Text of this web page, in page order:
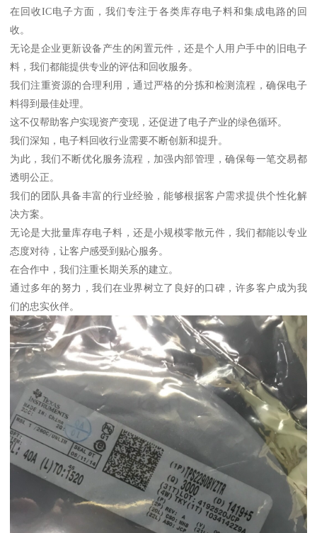
在回收IC电子方面，我们专注于各类库存电子料和集成电路的回
收。
无论是企业更新设备产生的闲置元件，还是个人用户手中的旧电子
料，我们都能提供专业的评估和回收服务。
我们注重资源的合理利用，通过严格的分拣和检测流程，确保电子
料得到最佳处理。
这不仅帮助客户实现资产变现，还促进了电子产业的绿色循环。
我们深知，电子料回收行业需要不断创新和提升。
为此，我们不断优化服务流程，加强内部管理，确保每一笔交易都
透明公正。
我们的团队具备丰富的行业经验，能够根据客户需求提供个性化解
决方案。
无论是大批量库存电子料，还是小规模零散元件，我们都能以专业
态度对待，让客户感受到贴心服务。
在合作中，我们注重长期关系的建立。
通过多年的努力，我们在业界树立了良好的口碑，许多客户成为我
们的忠实伙伴。